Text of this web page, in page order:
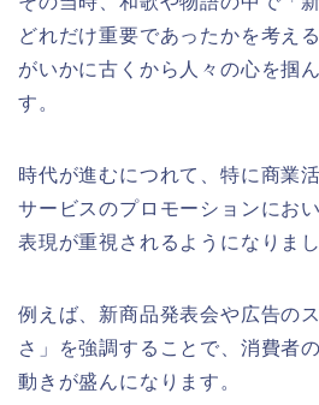
どれだけ重要であったかを考え
がいかに古くから人々の心を掴
す。
時代が進むにつれて、特に商業
サービスのプロモーションにお
表現が重視されるようになりまし
例えば、新商品発表会や広告の
さ」を強調することで、消費者
動きが盛んになります。